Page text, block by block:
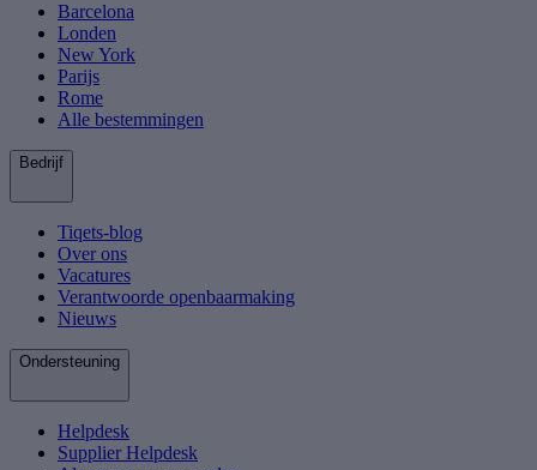
Barcelona
Londen
New York
Parijs
Rome
Alle bestemmingen
Bedrijf
Tiqets-blog
Over ons
Vacatures
Verantwoorde openbaarmaking
Nieuws
Ondersteuning
Helpdesk
Supplier Helpdesk